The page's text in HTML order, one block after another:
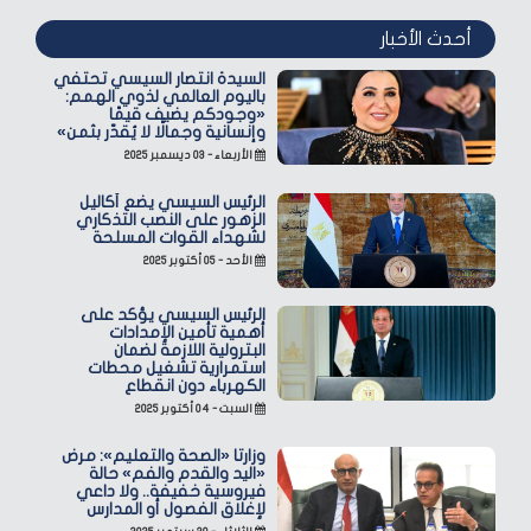
أحدث الأخبار
السيدة انتصار السيسي تحتفي
باليوم العالمي لذوي الهمم:
«وجودكم يضيف قيمًا
وإنسانية وجمالًا لا يُقدّر بثمن»
الأربعاء - ٠٣ ديسمبر ٢٠٢٥
الرئيس السيسي يضع أكاليل
الزهور على النصب التذكاري
لشهداء القوات المسلحة
الأحد - ٠٥ أكتوبر ٢٠٢٥
الرئيس السيسي يؤكد على
أهمية تأمين الإمدادات
البترولية اللازمة لضمان
استمرارية تشغيل محطات
الكهرباء دون انقطاع
السبت - ٠٤ أكتوبر ٢٠٢٥
وزارتا «الصحة والتعليم»: مرض
«اليد والقدم والفم» حالة
فيروسية خفيفة.. ولا داعي
لإغلاق الفصول أو المدارس